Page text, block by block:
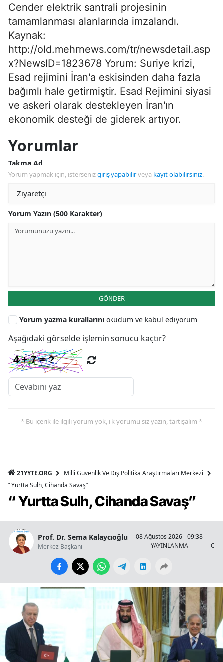
Cender elektrik santrali projesinin
tamamlanması alanlarında imzalandı.
Kaynak:
http://old.mehrnews.com/tr/newsdetail.asp
x?NewsID=1823678 Yorum: Suriye krizi,
Esad rejimini İran'a eskisinden daha fazla
bağımlı hale getirmiştir. Esad Rejimini siyasi
ve askeri olarak destekleyen İran'ın
ekonomik desteği de giderek artıyor.
Yorumlar
Takma Ad
Yorum yapmak için, istersenizgiriş yapabilirveya kayıt olabilirsiniz.
Yorum Yazın (500 Karakter)
GÖNDER
Yorum yazma kurallarını okudum ve kabul ediyorum
Aşağıdaki görselde işlemin sonucu kaçtır?
* Bu içerik ile ilgili yorum yok, ilk yorumu siz yazın, tartışalım *
21YYTE.ORG
Milli Güvenlik Ve Dış Politika Araştırmaları Merkezi
“ Yurtta Sulh, Cihanda Savaş”
“ Yurtta Sulh, Cihanda Savaş”
Prof. Dr. Sema Kalaycıoğlu
Merkez Başkanı
08 Ağustos 2026 - 09:38
YAYINLANMA